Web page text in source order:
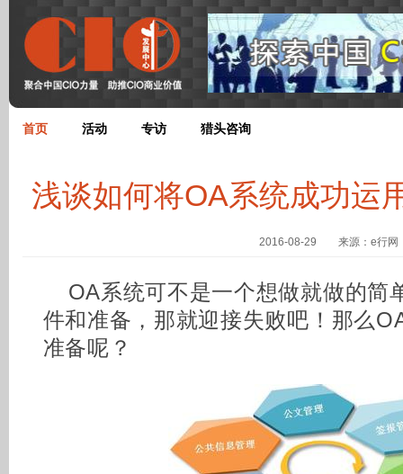
首页 活动 专访 猎头咨询
浅谈如何将OA系统成功运
2016-08-29 来源：e行网
OA系统可不是一个想做就做的简
件和准备，那就迎接失败吧！那么
准备呢？